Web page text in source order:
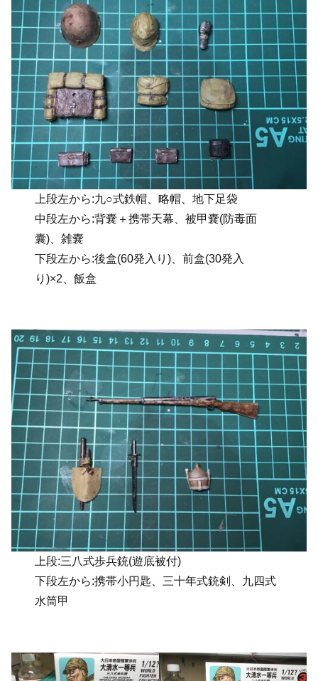
上段左から:九○式鉄帽、略帽、地下足袋
中段左から:背嚢＋携帯天幕、被甲嚢(防毒面
囊)、雑嚢
下段左から:後盒(60発入り)、前盒(30発入
り)×2、飯盒
上段:三八式歩兵銃(遊底被付)
下段左から:携帯小円匙、三十年式銃剣、九四式
水筒甲